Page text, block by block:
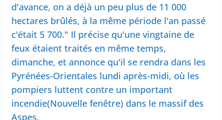
d'avance, on a déjà un peu plus de 11 000
hectares brûlés, à la même période l'an passé
c'était 5 700." Il précise qu'une vingtaine de
feux étaient traités en même temps,
dimanche, et annonce qu'il se rendra dans les
Pyrénées-Orientales lundi après-midi, où les
pompiers luttent contre un important
incendie(Nouvelle fenêtre) dans le massif des
Aspes.